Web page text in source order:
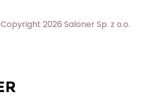
Copyright 2026 Saloner Sp. z o.o.